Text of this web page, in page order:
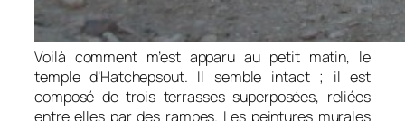
Voilà comment m’est apparu au petit matin, le
temple d’Hatchepsout. Il semble intact ; il est
composé de trois terrasses superposées, reliées
entre elles par des rampes. Les peintures murales